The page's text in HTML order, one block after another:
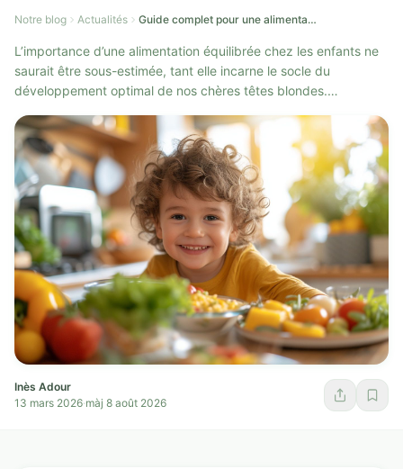
Notre blog Actualités Guide complet pour une alimentation équilibrée chez les enfants : établir de bonnes habitudes dès le plus jeune âge
L’importance d’une alimentation équilibrée chez les enfants ne
saurait être sous-estimée, tant elle incarne le socle du
développement optimal de nos chères têtes blondes.
Inès Adour
13 mars 2026·màj 8 août 2026